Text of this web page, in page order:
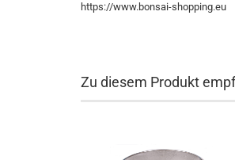
https://www.bonsai-shopping.eu
Zu diesem Produkt